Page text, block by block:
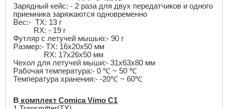
Зарядный кейс: - 2 раза для двух передатчиков и одного
приемника заряжаются одновременно
Вес:- TX: 13 г
RX: - 19 г
Футляр с летучей мышью:- 90 г
Размер:- TX: 16x20x50 мм
RX: 17x26x50 мм
Чехол для летучей мыши:- 31x63x80 мм
Рабочая температура:- 0 ℃ ~ 50 ℃
Температура хранения:- -20℃ ~ 60℃
В комплект Comica Vimo C1